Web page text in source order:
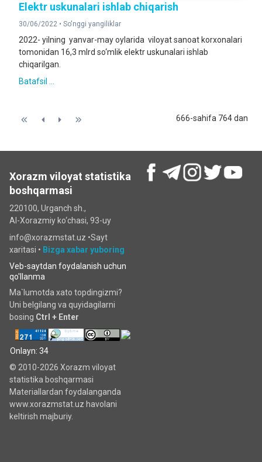
Elektr uskunalari ishlab chiqarish
30/06/2022 • So'nggi yangiliklar
2022- yilning yanvar-may oylarida viloyat sanoat korxonalari
tomonidan 16,3 mlrd so‘mlik elektr uskunalari ishlab
chiqarilgan.
Batafsil ...
666-sahifa 764 dan
Xorazm viloyat statistika
boshqarmasi
220100, Urganch sh.,
Al-Xorazmiy ko‘chаsi, 93-uy
info@xorazmstat.uz •Sayt
xaritasi • Bizga xabar yuboring
Veb-saytdan foydalanish uchun
qo'llanma
Ma`lumotda xato topdingizmi?
Uni belgilang va quyidagilarni
bosing Ctrl + Enter
Onlayn: 34
© 2010-2026 Xorazm viloyat
statistika boshqarmasi
Materiallardan foydalanganda
www.xorazmstat.uz havolani
keltirish majburiy.